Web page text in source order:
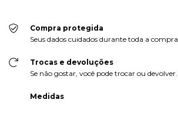
Compra protegida
Seus dados cuidados durante toda a compra.
Trocas e devoluções
Se não gostar, você pode trocar ou devolver.
Medidas